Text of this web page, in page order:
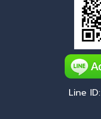
Line ID: